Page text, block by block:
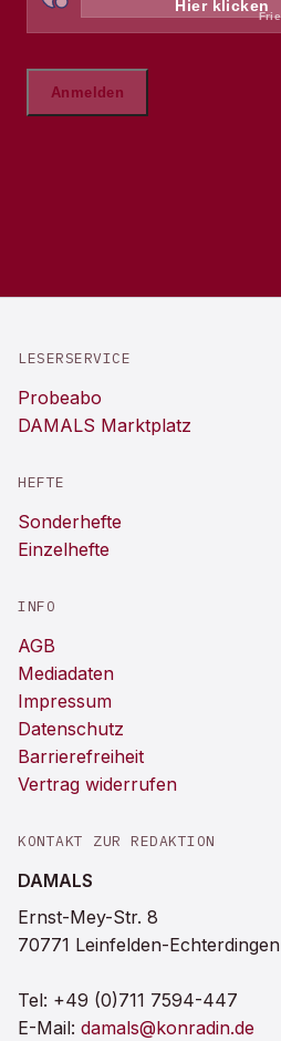
LESERSERVICE
Probeabo
DAMALS Marktplatz
HEFTE
Sonderhefte
Einzelhefte
INFO
AGB
Mediadaten
Impressum
Datenschutz
Barrierefreiheit
Vertrag widerrufen
KONTAKT ZUR REDAKTION
DAMALS
Ernst-Mey-Str. 8
70771 Leinfelden-Echterdingen
Tel: +49 (0)711 7594-447
E-Mail: damals@konradin.de